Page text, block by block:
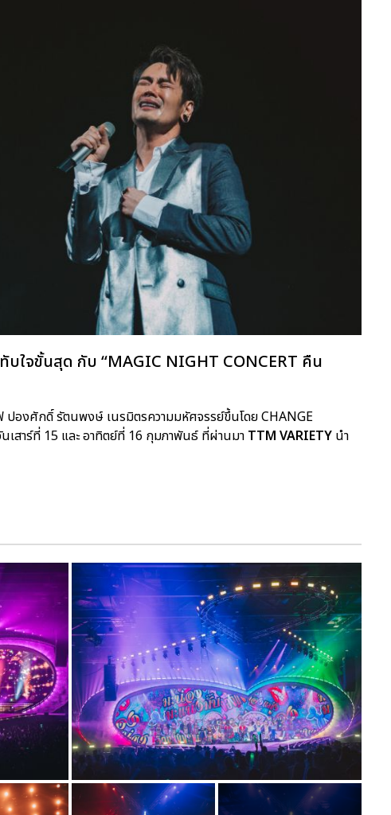
บใจขั้นสุด กับ “MAGIC NIGHT CONCERT คืน
ปองศักดิ์ รัตนพงษ์ เนรมิตรความมหัศจรรย์ขึ้นโดย CHANGE
สาร์ที่ 15 และ อาทิตย์ที่ 16 กุมภาพันธ์ ที่ผ่านมา TTM VARIETY นำ